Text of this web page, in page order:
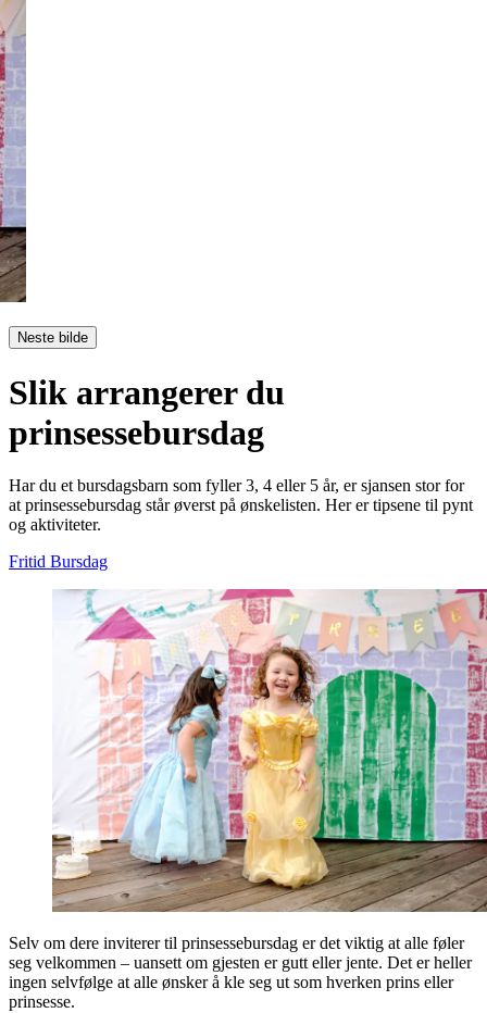
Neste bilde
Slik arrangerer du
prinsessebursdag
Har du et bursdagsbarn som fyller 3, 4 eller 5 år, er sjansen stor for
at prinsessebursdag står øverst på ønskelisten. Her er tipsene til pynt
og aktiviteter.
Fritid Bursdag
Selv om dere inviterer til prinsessebursdag er det viktig at alle føler
seg velkommen – uansett om gjesten er gutt eller jente. Det er heller
ingen selvfølge at alle ønsker å kle seg ut som hverken prins eller
prinsesse.